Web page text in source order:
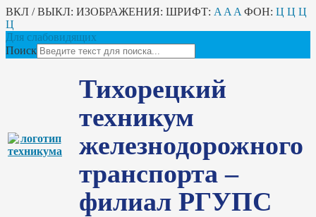
ВКЛ / ВЫКЛ: ИЗОБРАЖЕНИЯ: ШРИФТ: A A A ФОН: Ц Ц Ц
Ц
Для слабовидящих
Поиск
Тихорецкий
техникум
железнодорожного
транспорта –
филиал РГУПС